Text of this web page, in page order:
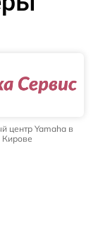
центр Yamaha в
Кирове